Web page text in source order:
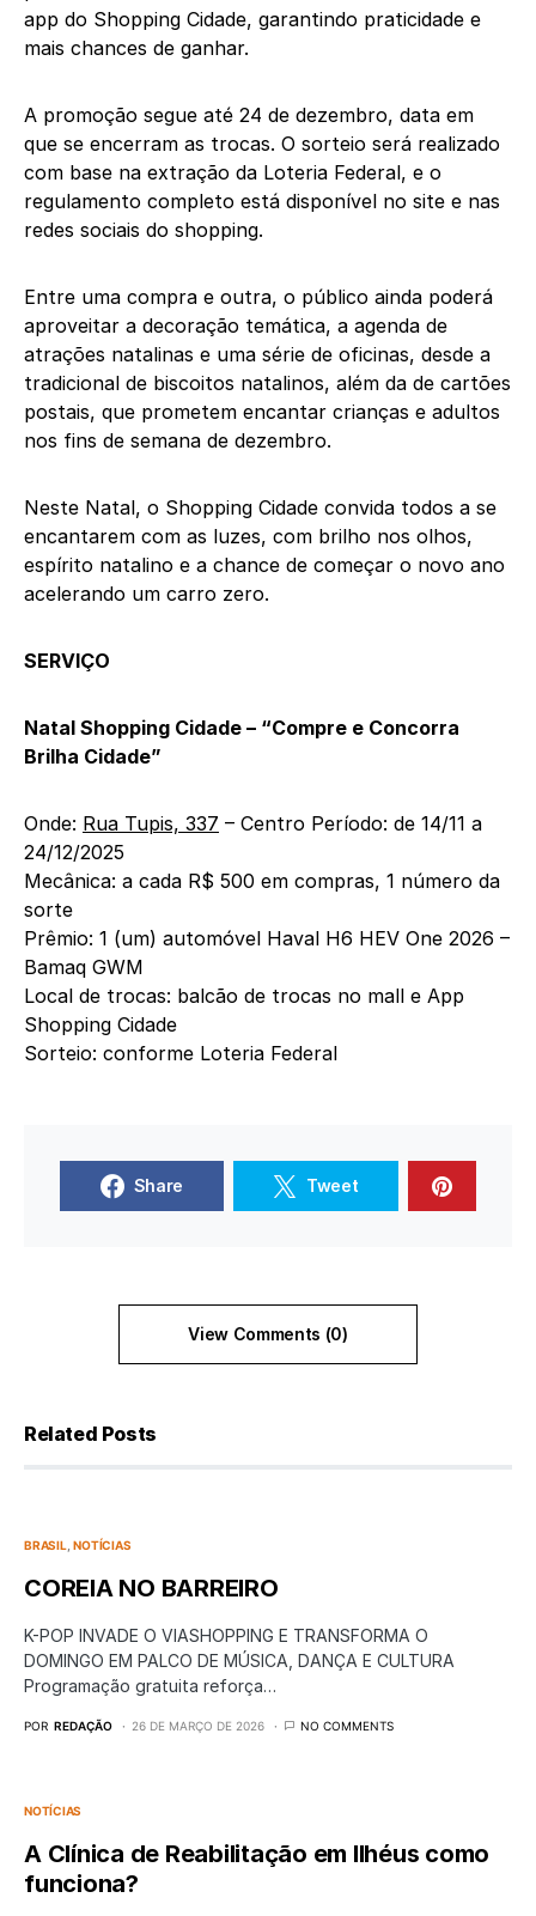
app do Shopping Cidade, garantindo praticidade e
mais chances de ganhar.
A promoção segue até 24 de dezembro, data em
que se encerram as trocas. O sorteio será realizado
com base na extração da Loteria Federal, e o
regulamento completo está disponível no site e nas
redes sociais do shopping.
Entre uma compra e outra, o público ainda poderá
aproveitar a decoração temática, a agenda de
atrações natalinas e uma série de oficinas, desde a
tradicional de biscoitos natalinos, além da de cartões
postais, que prometem encantar crianças e adultos
nos fins de semana de dezembro.
Neste Natal, o Shopping Cidade convida todos a se
encantarem com as luzes, com brilho nos olhos,
espírito natalino e a chance de começar o novo ano
acelerando um carro zero.
SERVIÇO
Natal Shopping Cidade – “Compre e Concorra
Brilha Cidade”
Onde: Rua Tupis, 337 – Centro Período: de 14/11 a
24/12/2025
Mecânica: a cada R$ 500 em compras, 1 número da
sorte
Prêmio: 1 (um) automóvel Haval H6 HEV One 2026 –
Bamaq GWM
Local de trocas: balcão de trocas no mall e App
Shopping Cidade
Sorteio: conforme Loteria Federal
Share Tweet
View Comments (0)
Related Posts
BRASIL NOTÍCIAS
COREIA NO BARREIRO
K-POP INVADE O VIASHOPPING E TRANSFORMA O
DOMINGO EM PALCO DE MÚSICA, DANÇA E CULTURA
Programação gratuita reforça…
POR REDAÇÃO 26 DE MARÇO DE 2026 NO COMMENTS
NOTÍCIAS
A Clínica de Reabilitação em Ilhéus como
funciona?